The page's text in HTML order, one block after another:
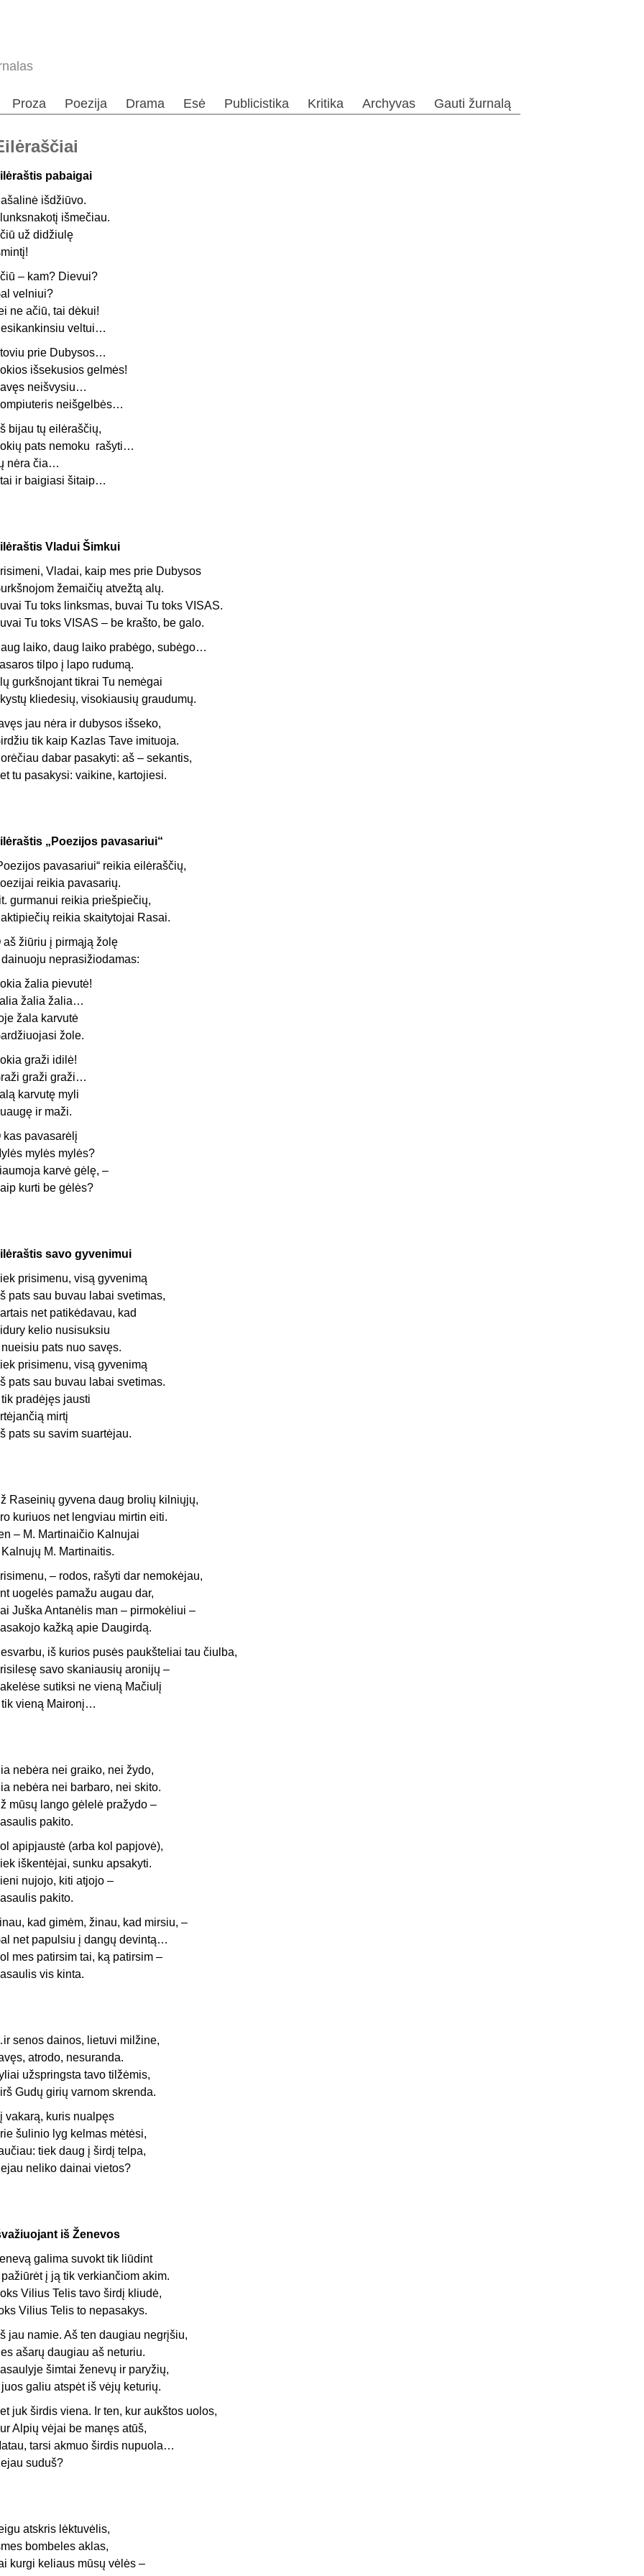
Proza Poezija Drama Esė Publicistika Kritika Archyvas Gauti žurnalą
pabaigai
išdžiūvo.
išmečiau.
už didžiulę
– kam? Dievui?
velniui?
ne ačiū, tai dėkui!
veltui…
prie Dubysos…
išsekusios gelmės!
neišvysiu…
neišgelbės…
bijau tų eilėraščių,
pats nemoku rašyti…
nėra čia…
ir baigiasi šitaip…
Vladui Šimkui
Vladai, kaip mes prie Dubysos
žemaičių atvežtą alų.
Tu toks linksmas, buvai Tu toks VISAS.
Tu toks VISAS – be krašto, be galo.
laiko, daug laiko prabėgo, subėgo…
tilpo į lapo rudumą.
gurkšnojant tikrai Tu nemėgai
kliedesių, visokiausių graudumų.
jau nėra ir dubysos išseko,
tik kaip Kazlas Tave imituoja.
dabar pasakyti: aš – sekantis,
tu pasakysi: vaikine, kartojiesi.
„Poezijos pavasariui“
pavasariui“ reikia eilėraščių,
reikia pavasarių.
gurmanui reikia priešpiečių,
reikia skaitytojai Rasai.
aš žiūriu į pirmąją žolę
dainuoju neprasižiodamas:
žalia pievutė!
žalia žalia…
žala karvutė
žole.
graži idilė!
graži graži…
karvutę myli
ir maži.
kas pavasarėlį
mylės mylės?
karvė gėlę, –
kurti be gėlės?
savo gyvenimui
prisimenu, visą gyvenimą
pats sau buvau labai svetimas,
net patikėdavau, kad
kelio nusisuksiu
nueisiu pats nuo savęs.
prisimenu, visą gyvenimą
pats sau buvau labai svetimas.
tik pradėjęs jausti
mirtį
pats su savim suartėjau.
Raseinių gyvena daug brolių kilniųjų,
kuriuos net lengviau mirtin eiti.
– M. Martinaičio Kalnujai
Kalnujų M. Martinaitis.
– rodos, rašyti dar nemokėjau,
uogelės pamažu augau dar,
Juška Antanėlis man – pirmokėliui –
kažką apie Daugirdą.
iš kurios pusės paukšteliai tau čiulba,
savo skaniausių aronijų –
sutiksi ne vieną Mačiulį
tik vieną Maironį…
nebėra nei graiko, nei žydo,
nebėra nei barbaro, nei skito.
mūsų lango gėlelė pražydo –
pakito.
apipjaustė (arba kol papjovė),
iškentėjai, sunku apsakyti.
nujojo, kiti atjojo –
pakito.
kad gimėm, žinau, kad mirsiu, –
net papulsiu į dangų devintą…
mes patirsim tai, ką patirsim –
vis kinta.
senos dainos, lietuvi milžine,
atrodo, nesuranda.
užspringsta tavo tilžėmis,
Gudų girių varnom skrenda.
vakarą, kuris nualpęs
šulinio lyg kelmas mėtėsi,
tiek daug į širdį telpa,
neliko dainai vietos?
iš Ženevos
galima suvokt tik liūdint
pažiūrėt į ją tik verkiančiom akim.
Vilius Telis tavo širdį kliudė,
Vilius Telis to nepasakys.
jau namie. Aš ten daugiau negrįšiu,
ašarų daugiau aš neturiu.
šimtai ženevų ir paryžių,
juos galiu atspėt iš vėjų keturių.
juk širdis viena. Ir ten, kur aukštos uolos,
Alpių vėjai be manęs atūš,
tarsi akmuo širdis nupuola…
suduš?
atskris lėktuvėlis,
bombeles aklas,
kurgi keliaus mūsų vėlės –